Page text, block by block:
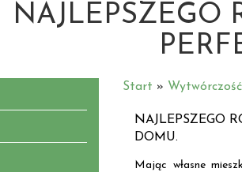
NAJLEPSZEGO
Start » Wytwórczość
NAJLEPSZEGO
DOMU.
Mając własne